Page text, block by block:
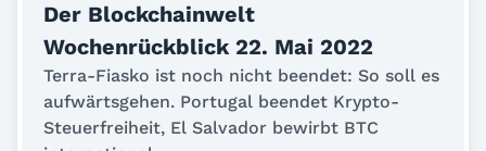
Der Blockchainwelt
Wochenrückblick 22. Mai 2022
Terra-Fiasko ist noch nicht beendet: So soll es
aufwärtsgehen. Portugal beendet Krypto-
Steuerfreiheit, El Salvador bewirbt BTC